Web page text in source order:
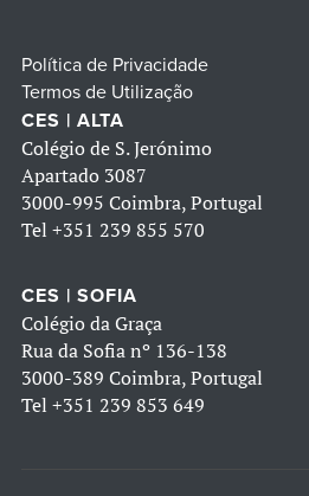
Política de Privacidade
Termos de Utilização
CES | ALTA
Colégio de S. Jerónimo
Apartado 3087
3000-995 Coimbra, Portugal
Tel +351 239 855 570
CES | SOFIA
Colégio da Graça
Rua da Sofia nº 136-138
3000-389 Coimbra, Portugal
Tel +351 239 853 649